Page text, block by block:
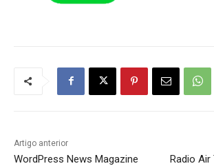
Artigo anterior
WordPress News Magazine
Radio Air